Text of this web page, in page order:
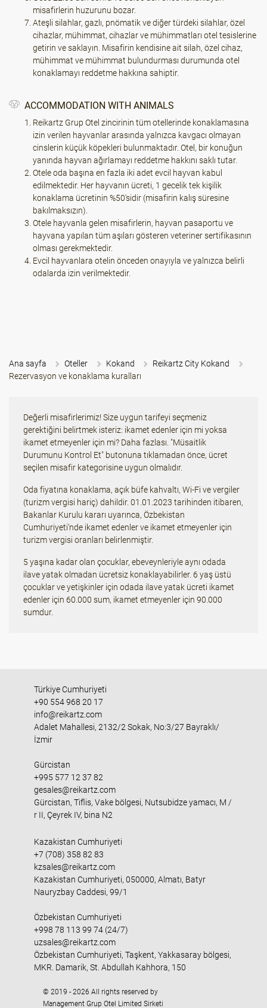
misafirlerin huzurunu bozar.
Ateşli silahlar, gazlı, pnömatik ve diğer türdeki silahlar, özel
cihazlar, mühimmat, cihazlar ve mühimmatları otel tesislerine
getirin ve saklayın. Misafirin kendisine ait silah, özel cihaz,
mühimmat ve mühimmat bulundurması durumunda otel
konaklamayı reddetme hakkına sahiptir.
ACCOMMODATION WITH ANIMALS
Reikartz Grup Otel zincirinin tüm otellerinde konaklamasına
izin verilen hayvanlar arasında yalnızca kavgacı olmayan
cinslerin küçük köpekleri bulunmaktadır. Otel, bir konuğun
yanında hayvan ağırlamayı reddetme hakkını saklı tutar.
Otele oda başına en fazla iki adet evcil hayvan kabul
edilmektedir. Her hayvanın ücreti, 1 gecelik tek kişilik
konaklama ücretinin %50'sidir (misafirin kalış süresine
bakılmaksızın).
Otele hayvanla gelen misafirlerin, hayvan pasaportu ve
hayvana yapılan tüm aşıları gösteren veteriner sertifikasının
olması gerekmektedir.
Evcil hayvanlara otelin önceden onayıyla ve yalnızca belirli
odalarda izin verilmektedir.
Ana sayfa Oteller Kokand
Reikartz City Kokand
Rezervasyon ve konaklama kuralları
Değerli misafirlerimiz! Size uygun tarifeyi seçmeniz
gerektiğini belirtmek isteriz: ikamet edenler için mi yoksa
ikamet etmeyenler için mi? Daha fazlası. "Müsaitlik
Durumunu Kontrol Et" butonuna tıklamadan önce, ücret
seçilen misafir kategorisine uygun olmalıdır.
Oda fiyatına konaklama, açık büfe kahvaltı, Wi-Fi ve vergiler
(turizm vergisi hariç) dahildir. 01.01.2023 tarihinden itibaren,
Bakanlar Kurulu kararı uyarınca, Özbekistan
Cumhuriyeti'nde ikamet edenler ve ikamet etmeyenler için
turizm vergisi oranları belirlenmiştir.
5 yaşına kadar olan çocuklar, ebeveynleriyle aynı odada
ilave yatak olmadan ücretsiz konaklayabilirler. 6 yaş üstü
çocuklar ve yetişkinler için odada ilave yatak ücreti ikamet
edenler için 60.000 sum, ikamet etmeyenler için 90.000
sumdur.
Türkiye Cumhuriyeti
+90 554 968 20 17
info@reikartz.com
Adalet Mahallesi, 2132/2 Sokak, No:3/27 Bayraklı/
İzmir
Gürcistan
+995 577 12 37 82
gesales@reikartz.com
Gürcistan, Tiflis, Vake bölgesi, Nutsubidze yamacı, M /
r II, Çeyrek IV, bina N2
Kazakistan Cumhuriyeti
+7 (708) 358 82 83
kzsales@reikartz.com
Kazakistan Cumhuriyeti, 050000, Almatı, Batyr
Nauryzbay Caddesi, 99/1
Özbekistan Cumhuriyeti
+998 78 113 99 74 (24/7)
uzsales@reikartz.com
Özbekistan Cumhuriyeti, Taşkent, Yakkasaray bölgesi,
MKR. Damarik, St. Abdullah Kahhora, 150
© 2019 - 2026 All rights reserved by
Management Grup Otel Limited Sirketi